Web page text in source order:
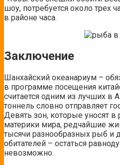
шоу, потребуется около трех
в районе часа.
Заключение
Шанхайский океанариум –
в программе посещения
считается одним из лучших в
тоннель словно отправляет
Девять зон, которые уносят
материки мира, редчайшие
тысячи разнообразных рыб и
обитателей – остаться
невозможно.